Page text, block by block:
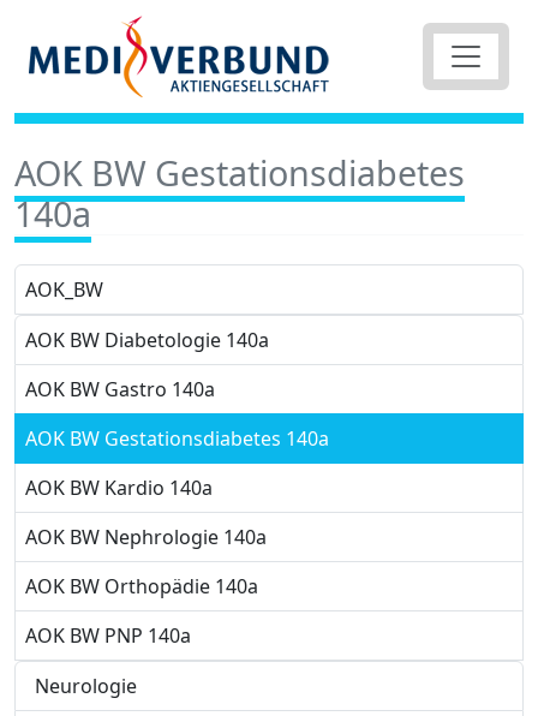
AOK BW Gestationsdiabetes
140a
AOK_BW
AOK BW Diabetologie 140a
AOK BW Gastro 140a
AOK BW Gestationsdiabetes 140a
AOK BW Kardio 140a
AOK BW Nephrologie 140a
AOK BW Orthopädie 140a
AOK BW PNP 140a
Neurologie